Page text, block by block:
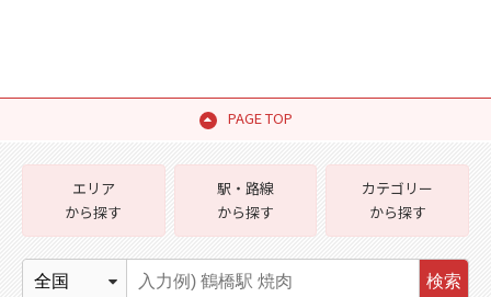
PAGE TOP
エリア
から探す
駅・路線
から探す
カテゴリー
から探す
検索